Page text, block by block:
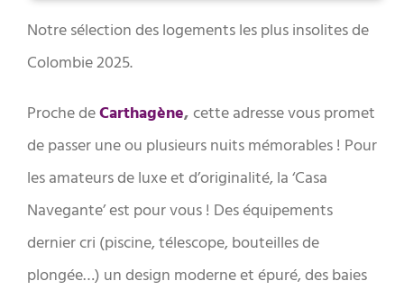
Notre sélection des logements les plus insolites de
Colombie 2025.
Proche deCarthagène, cette adresse vous promet
de passer une ou plusieurs nuits mémorables ! Pour
les amateurs de luxe et d’originalité, la ‘Casa
Navegante’ est pour vous ! Des équipements
dernier cri (piscine, télescope, bouteilles de
plongée…) un design moderne et épuré, des baies